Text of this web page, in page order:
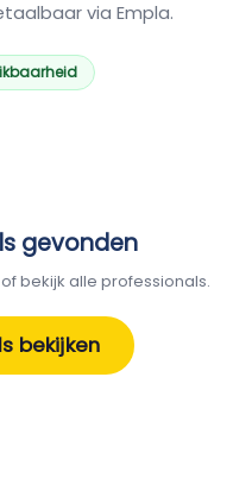
via Empla.
gevonden
bekijk alle professionals.
bekijken